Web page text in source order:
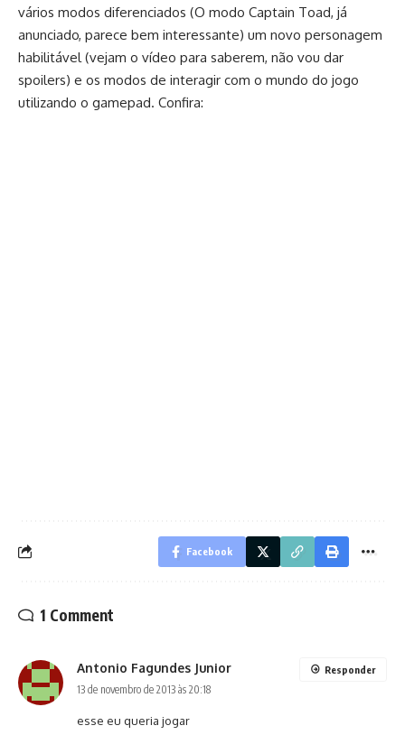
vários modos diferenciados (O modo Captain Toad, já
anunciado, parece bem interessante) um novo personagem
habilitável (vejam o vídeo para saberem, não vou dar
spoilers) e os modos de interagir com o mundo do jogo
utilizando o gamepad. Confira:
Facebook
1 Comment
Antonio Fagundes Junior
13 de novembro de 2013 às 20:18
esse eu queria jogar
Responder